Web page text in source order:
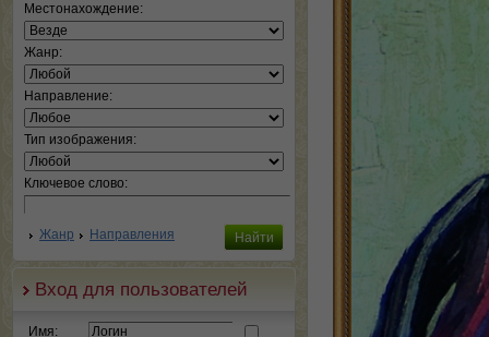
Местонахождение:
Жанр:
Направление:
Тип изображения:
Ключевое слово:
Жанр Направления
Вход для пользователей
Имя: